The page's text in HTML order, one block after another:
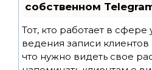
собственном
Тот, кто работает в сфере
ведения записи клиентов
что нужно видеть свое